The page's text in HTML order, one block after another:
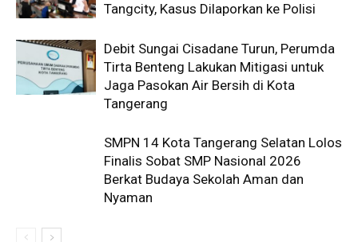
Tangcity, Kasus Dilaporkan ke Polisi
Debit Sungai Cisadane Turun, Perumda
Tirta Benteng Lakukan Mitigasi untuk
Jaga Pasokan Air Bersih di Kota
Tangerang
SMPN 14 Kota Tangerang Selatan Lolos
Finalis Sobat SMP Nasional 2026
Berkat Budaya Sekolah Aman dan
Nyaman